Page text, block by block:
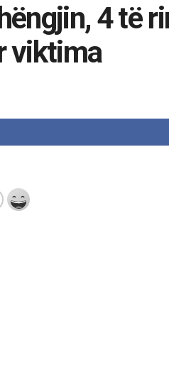
4 të
viktima